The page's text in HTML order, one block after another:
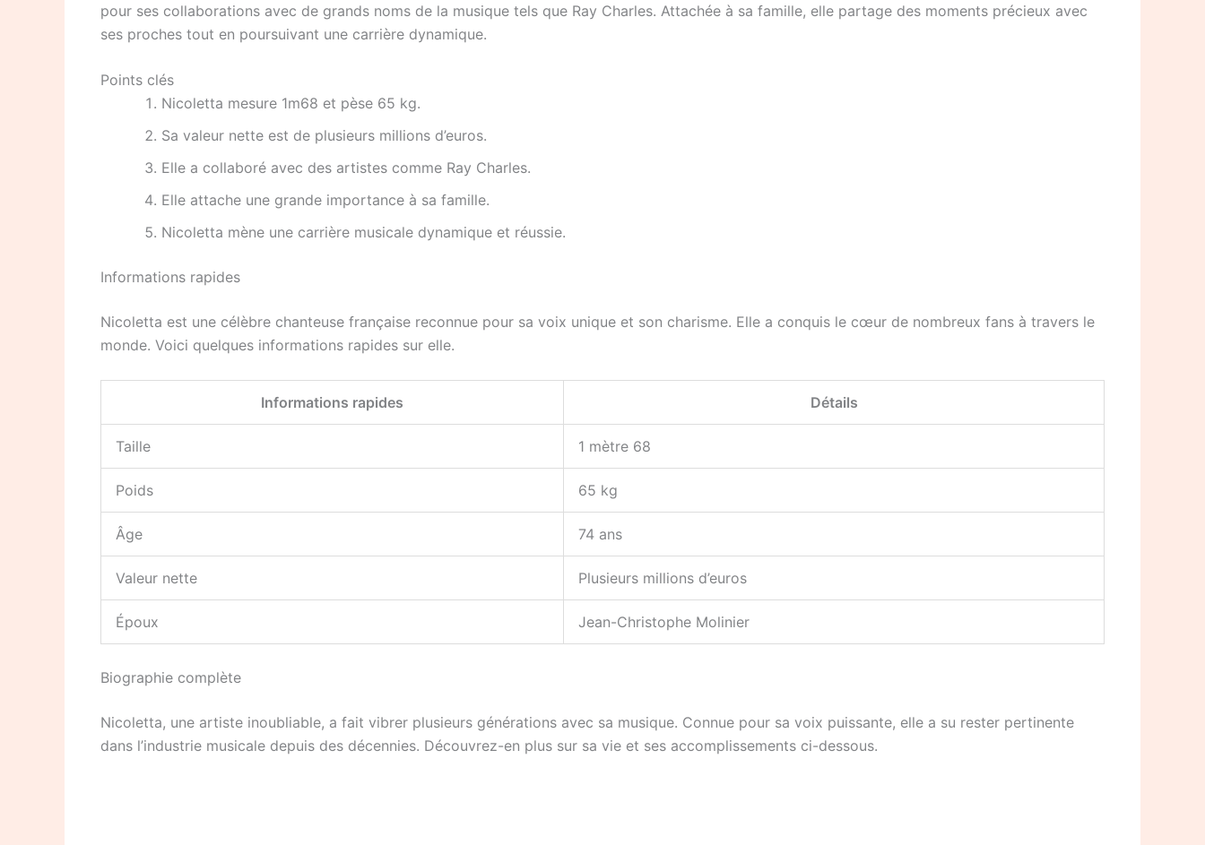
pour ses collaborations avec de grands noms de la musique tels que Ray Charles. Attachée à sa famille, elle partage des moments précieux avec
ses proches tout en poursuivant une carrière dynamique.
Points clés
Nicoletta mesure 1m68 et pèse 65 kg.
Sa valeur nette est de plusieurs millions d’euros.
Elle a collaboré avec des artistes comme Ray Charles.
Elle attache une grande importance à sa famille.
Nicoletta mène une carrière musicale dynamique et réussie.
Informations rapides
Nicoletta est une célèbre chanteuse française reconnue pour sa voix unique et son charisme. Elle a conquis le cœur de nombreux fans à travers le
monde. Voici quelques informations rapides sur elle.
Informations rapides Détails
Taille 1 mètre 68
Poids 65 kg
Âge 74 ans
Valeur nette Plusieurs millions d’euros
Époux Jean-Christophe Molinier
Biographie complète
Nicoletta, une artiste inoubliable, a fait vibrer plusieurs générations avec sa musique. Connue pour sa voix puissante, elle a su rester pertinente
dans l’industrie musicale depuis des décennies. Découvrez-en plus sur sa vie et ses accomplissements ci-dessous.